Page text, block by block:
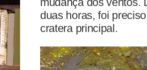
duas horas, foi
cratera principal.